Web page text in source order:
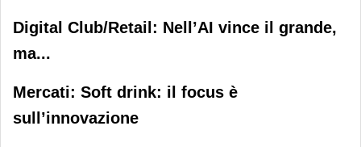
Digital Club/Retail: Nell’AI vince il grande,
ma...
Mercati: Soft drink: il focus è
sull’innovazione